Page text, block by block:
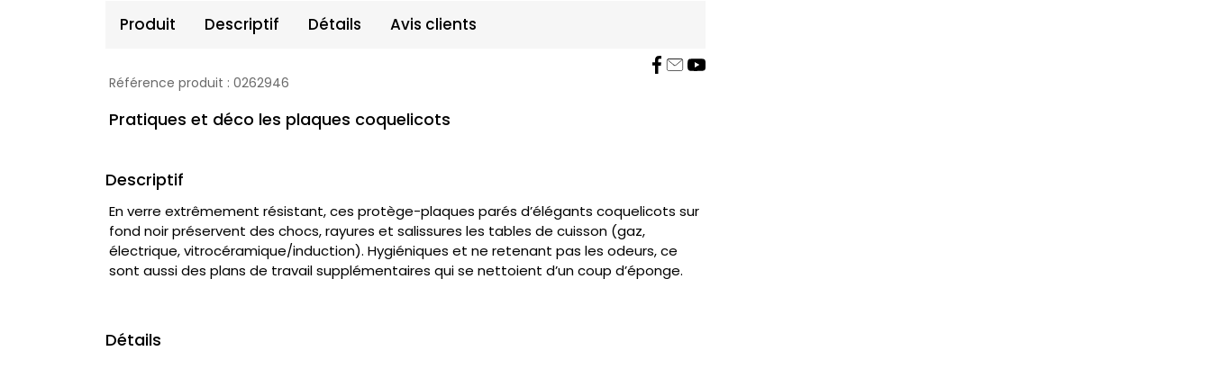
Produit Descriptif Détails Avis clients
Référence produit : 0262946
Pratiques et déco les plaques coquelicots
Descriptif
En verre extrêmement résistant, ces protège-plaques parés d’élégants coquelicots sur
fond noir préservent des chocs, rayures et salissures les tables de cuisson (gaz,
électrique, vitrocéramique/induction). Hygiéniques et ne retenant pas les odeurs, ce
sont aussi des plans de travail supplémentaires qui se nettoient d’un coup d’éponge.
Détails